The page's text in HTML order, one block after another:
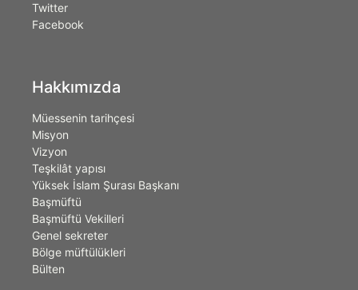
Twitter
Facebook
Hakkımızda
Müessenin tarihçesi
Misyon
Vizyon
Teşkilât yapısı
Yüksek İslam Şurası Başkanı
Başmüftü
Başmüftü Vekilleri
Genel sekreter
Bölge müftülükleri
Bülten